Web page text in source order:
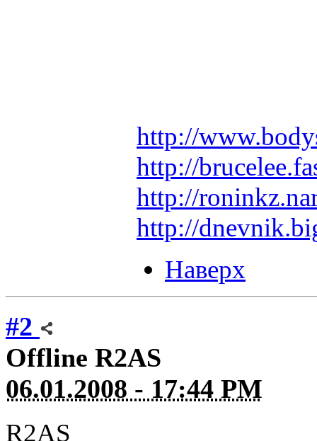
http://
http://
http://
http://
Наверх
#2
Offline R2AS
06.01.2008 - 17:44 PM
R2AS